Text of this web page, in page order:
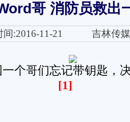
哥 消防员救出
间:2016-11-21 吉林传
哥们忘记带钥匙，
[1]